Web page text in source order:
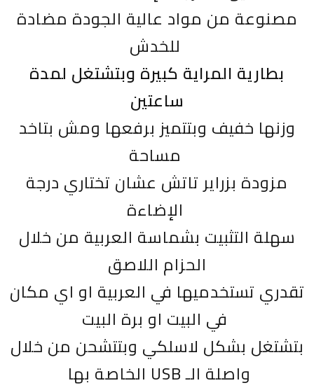
مصنوعة من مواد عالية الجودة مضادة
بطارية المراية كبيرة وبتشتغل لمدة
ساعتين
وزنها خفيف وبتتميز برفعها ومش بتاخد
مزودة بزراير تاتش عشان تختاري درجة
سهلة التثبيت بشماسة العربية من خلال
الحزام اللاصق
تقدري تستخدميها في العربية او اي مكان
بتشتغل بشكل لاسلكي وبتتشحن من خلال
واصلة الـ USB الخاصة بها